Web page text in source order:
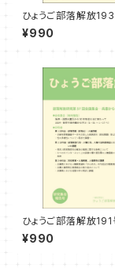
ひょうご部落解放
¥990
ひょうご部落解放191
¥990